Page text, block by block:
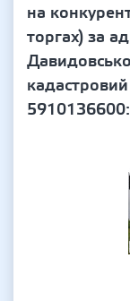
на
торгах) за